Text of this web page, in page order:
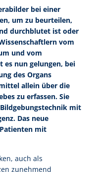
bei einer
um zu beurteilen,
durchblutet ist oder
vom
und vom
es nun gelungen, bei
des Organs
allein über die
zu erfassen. Sie
mit
Das neue
mit
auch als
zunehmend